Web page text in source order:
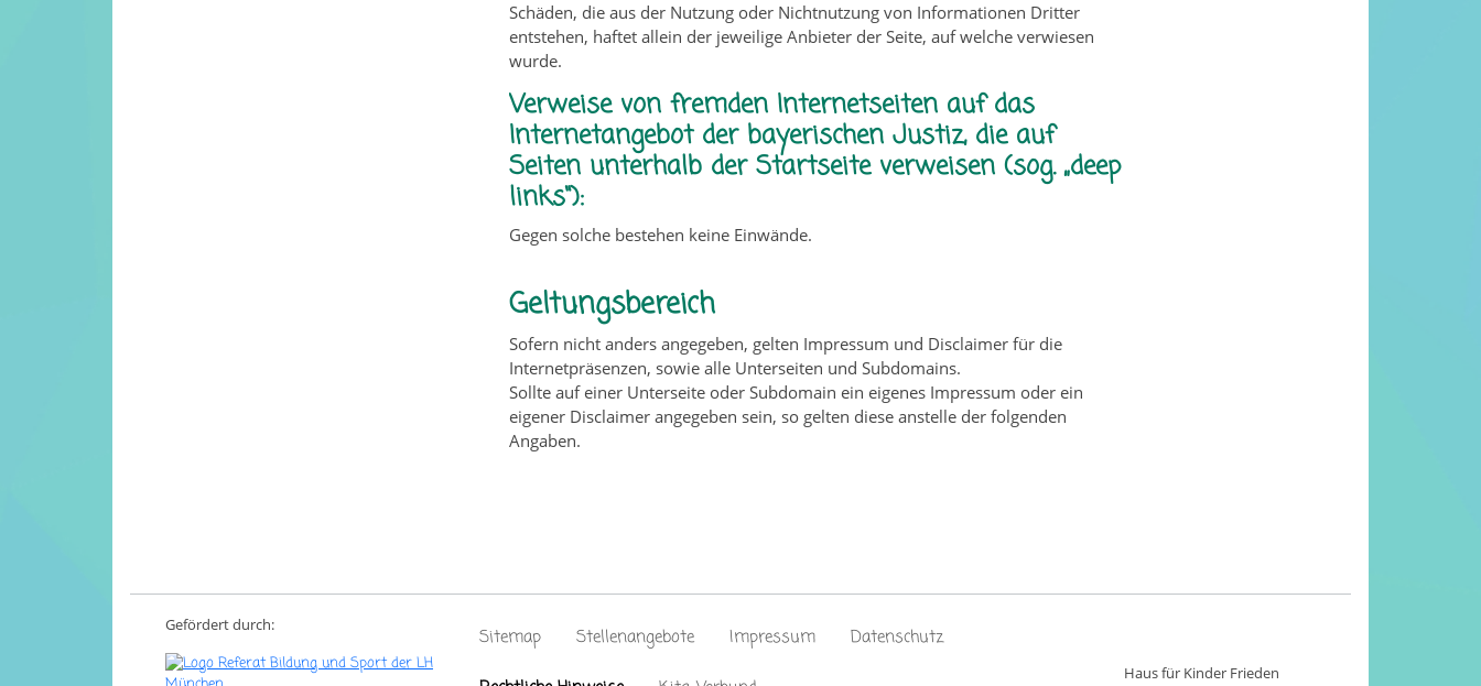
Schäden, die aus der Nutzung oder Nichtnutzung von Informationen Dritter
entstehen, haftet allein der jeweilige Anbieter der Seite, auf welche verwiesen
wurde.
Verweise von fremden Internetseiten auf das
Internetangebot der bayerischen Justiz, die auf
Seiten unterhalb der Startseite verweisen (sog. „deep
links“):
Gegen solche bestehen keine Einwände.
Geltungsbereich
Sofern nicht anders angegeben, gelten Impressum und Disclaimer für die
Internetpräsenzen, sowie alle Unterseiten und Subdomains.
Sollte auf einer Unterseite oder Subdomain ein eigenes Impressum oder ein
eigener Disclaimer angegeben sein, so gelten diese anstelle der folgenden
Angaben.
Gefördert durch:
Sitemap Stellenangebote Impressum Datenschutz
Haus für Kinder Frieden